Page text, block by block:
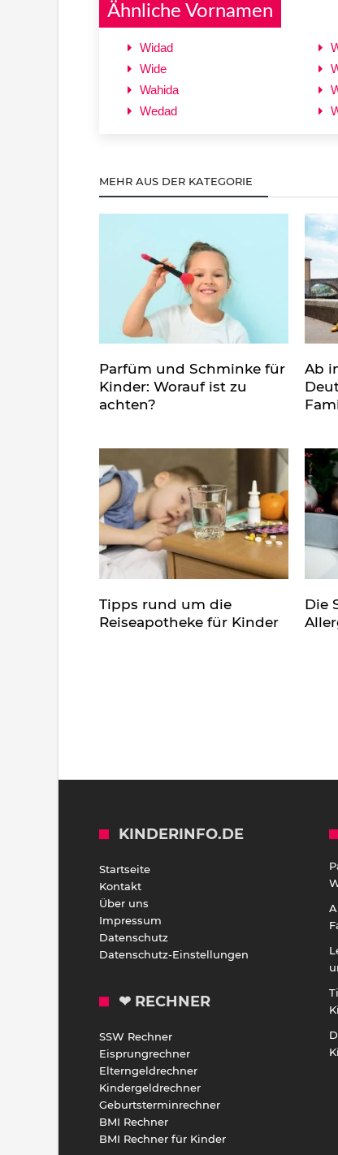
Ähnliche Vornamen
Widad
Wide
Wahida
Wedad
MEHR AUS DER KATEGORIE
Parfüm und Schminke für
Kinder: Worauf ist zu
achten?
Ab
Tipps rund um die
Reiseapotheke für Kinder
Die
KINDERINFO.DE
Startseite
Kontakt
Über uns
Impressum
Datenschutz
Datenschutz-Einstellungen
❤ RECHNER
SSW Rechner
Eisprungrechner
Elterngeldrechner
Kindergeldrechner
Geburtsterminrechner
BMI Rechner
BMI Rechner für Kinder